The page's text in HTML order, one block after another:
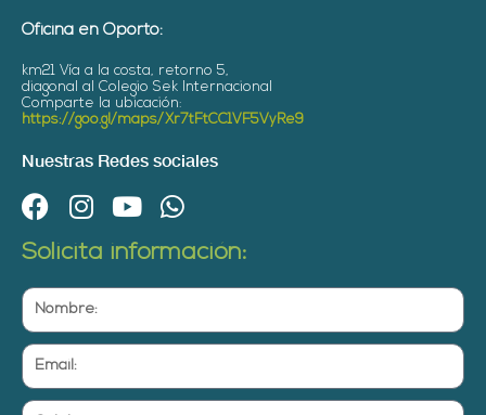
Oficina en Oporto:
km21 Vía a la costa, retorno 5,
diagonal al Colegio Sek Internacional
Comparte la ubicación:
https://goo.gl/maps/Xr7tFtCC1VF5VyRe9
Nuestras Redes sociales
F
c
e
b
o
o
k
I
s
t
a
g
a
Y
u
t
b
W
a
t
a
p
Solicita información:
Nombre:
Email:
Celular: